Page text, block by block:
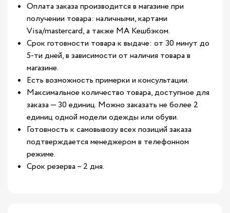
Оплата заказа производится в магазине при
получении товара: наличными, картами
Visa/mastercard, а также МА Кешбэком.
Срок готовности товара к выдаче: от 30 минут до
5-ти дней, в зависимости от наличия товара в
магазине.
Есть возможность примерки и консультации.
Максимальное количество товара, доступное для
заказа — 30 единиц. Можно заказать не более 2
единиц одной модели одежды или обуви.
Готовность к самовывозу всех позиций заказа
подтверждается менеджером в телефонном
режиме.
Срок резерва – 2 дня.